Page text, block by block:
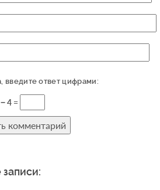
введите ответ цифрами:
4 =